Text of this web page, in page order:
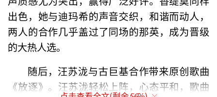
出色，她与迪玛希的声音交织，和谐而动人，
两人的合作几乎盖过了同场的那英，成为晋级
的大热人选。
随后，汪苏泷与古巨基合作带来原创歌曲
《放逐》。汪苏泷轻松上阵，心态平和，歌曲